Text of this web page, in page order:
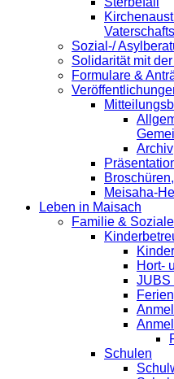
Sozial-/
Solidarität mit
Formulare &
Archiv
Meisaha-
Leben in Maisach
Familie &
Hort-
JUBS
Schulen